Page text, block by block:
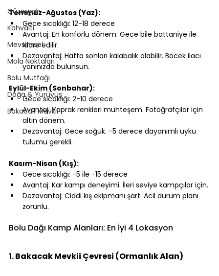
Güzergah
Kahvaltı
Mevsimsel
Mola Noktaları
Bolu Mutfağı
Doğa & Yürüyüş
Bakacak Mevkii
Temmuz-Ağustos (Yaz):
Gece sıcaklığı: 12-18 derece
Avantaj: En konforlu dönem. Gece bile battaniye ile
idare edilir.
Dezavantaj: Hafta sonları kalabalık olabilir. Böcek ilacı
yanınızda bulunsun.
⠀
Eylül-Ekim (Sonbahar):
Gece sıcaklığı: 2-10 derece
Avantaj: Yaprak renkleri muhteşem. Fotoğrafçılar için
altın dönem.
Dezavantaj: Gece soğuk. -5 derece dayanımlı uyku
tulumu gerekli.
Kasım-Nisan (Kış):
Gece sıcaklığı: -5 ile -15 derece
Avantaj: Kar kampı deneyimi. İleri seviye kampçılar için.
Dezavantaj: Ciddi kış ekipmanı şart. Acil durum planı
zorunlu.
Bolu Dağı Kamp Alanları: En İyi 4 Lokasyon
1. Bakacak Mevkii Çevresi (Ormanlık Alan)